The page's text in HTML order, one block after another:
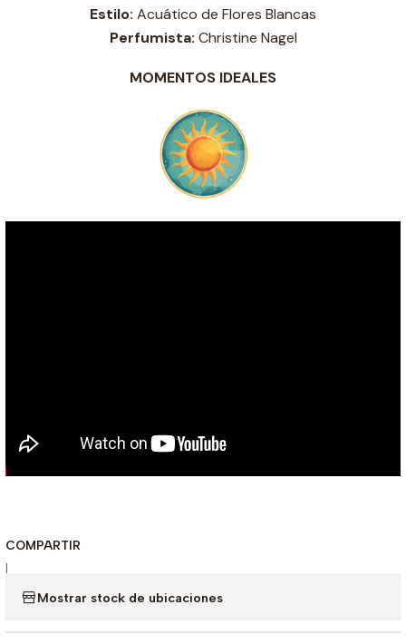
Estilo: Acuático de Flores Blancas
Perfumista: Christine Nagel
MOMENTOS IDEALES
COMPARTIR
|
Mostrar stock de ubicaciones